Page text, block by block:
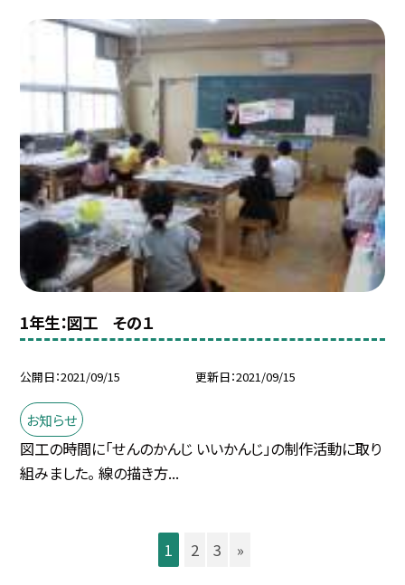
1年生：図工 その１
公開日 2021/09/15 更新日 2021/09/15
お知らせ
図工の時間に「せんのかんじ いいかんじ」の制作活動に取り
組みました。 線の描き方...
1 2 3 »